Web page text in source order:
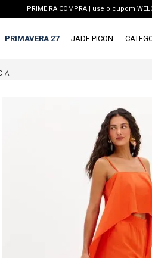
PRIMEIRA COMPRA | use o cupom
PRIMAVERA 27 JADE PICON
calca jeans
calca
conjunto
short
blazer